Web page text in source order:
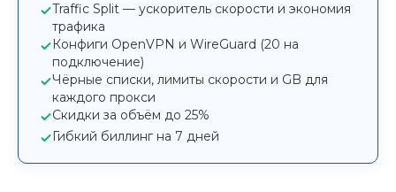
Traffic Split — ускоритель скорости и экономия
трафика
Конфиги OpenVPN и WireGuard (20 на
подключение)
Чёрные списки, лимиты скорости и GB для
каждого прокси
Скидки за объём до 25%
Гибкий биллинг на 7 дней